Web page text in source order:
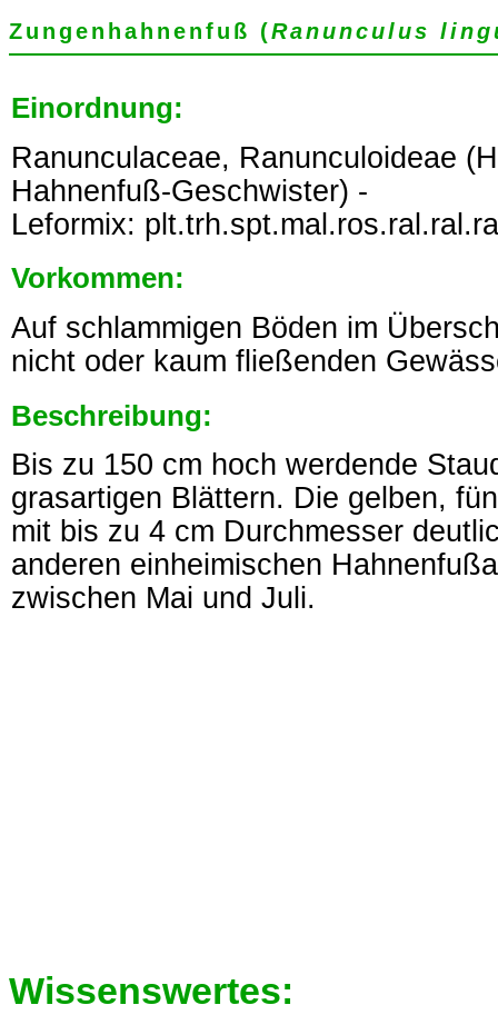
Zungenhahnenfuß (Ranunculus
Einordnung:
Ranunculaceae, Ranunculoideae
Hahnenfuß-Geschwister) -
Leformix:
Vorkommen:
Auf schlammigen Böden im
nicht oder kaum fließenden
Beschreibung:
Bis zu 150 cm hoch werdende
grasartigen Blättern. Die gelben,
mit bis zu 4 cm Durchmesser
anderen einheimischen
zwischen Mai und Juli.
Wissenswertes: